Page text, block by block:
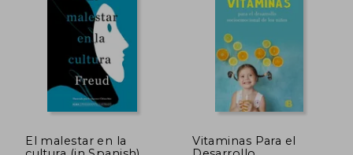
El malestar en la
Vitaminas Para el